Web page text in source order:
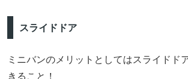
スライドドア
ミニバンのメリットとしてはスライドド
きること！